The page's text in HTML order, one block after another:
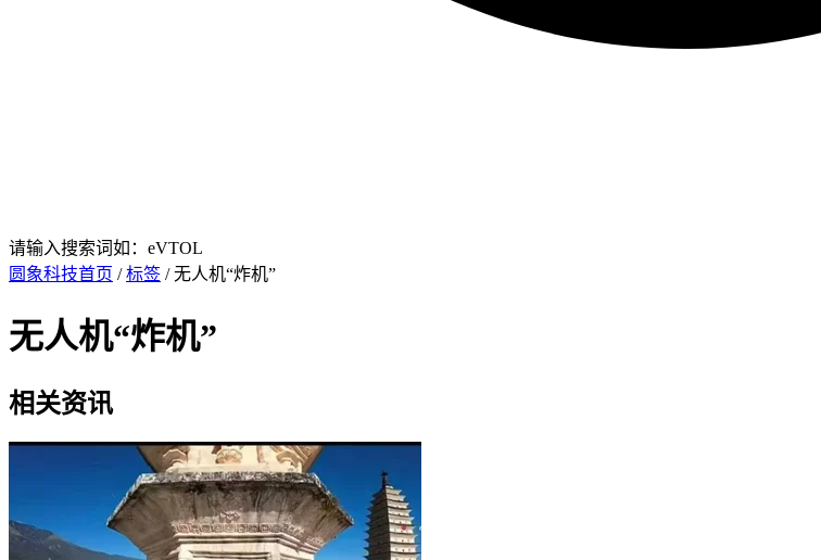
请输入搜索词如：eVTOL
圆象科技首页 /标签 / 无人机“炸机”
无人机“炸机”
相关资讯